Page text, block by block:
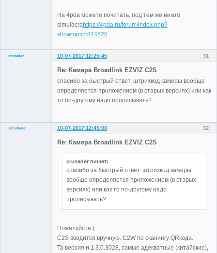
На 4pda можете почитать, под тем же ником
simulacrahttps://4pda.ru/forum/index.php?
showtopic=824520
31
crusader
10-07-2017 12:25:45
Re: Камера Broadlink EZVIZ C2S
спасибо за быстрый ответ. штрихкод камеры вообще
определяется приложением (в старых версиях) или как
то по-другому надо прописывать?
32
simulacra
10-07-2017 12:45:00
Re: Камера Broadlink EZVIZ C2S
crusader пишет:
спасибо за быстрый ответ. штрихкод камеры
вообще определяется приложением (в старых
версиях) или как то по-другому надо
прописывать?
Пожалуйста )
C2S вводится вручную. C2W по сканингу QRкода.
Та версия и 1.3.0.3028, самые адекватные (китайские),